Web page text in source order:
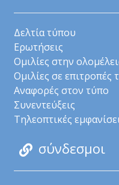
Δελτία τύπου
Ερωτήσεις
Ομιλίες στην
Ομιλίες σε επιτροπές
Αναφορές στον τύπο
Συνεντεύξεις
Τηλεοπτικές
σύνδεσμοι